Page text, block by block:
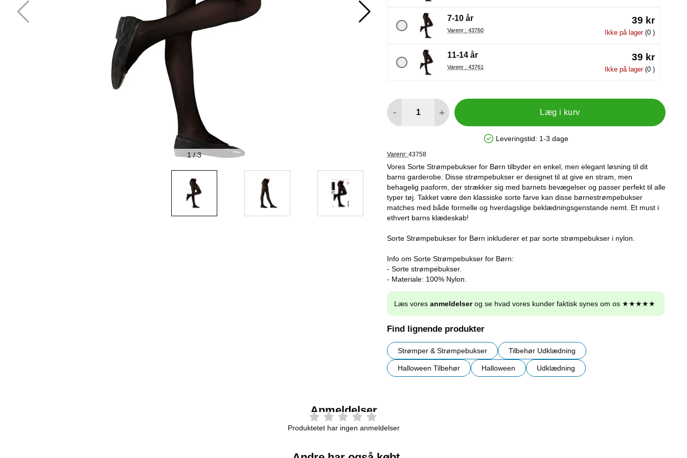
1 / 3
7-10 år
Varenr : 43760
39 kr
Ikke på lager(0 )
11-14 år
Varenr : 43761
39 kr
Ikke på lager(0 )
- + Læg i kurv
Produkttilgængelighed: På lager
Leveringstid: 1-3 dage
Varenr: 43758
Vores Sorte Strømpebukser for Børn tilbyder en enkel, men elegant løsning til dit
barns garderobe. Disse strømpebukser er designet til at give en stram, men
behagelig pasform, der strækker sig med barnets bevægelser og passer perfekt til alle
typer tøj. Takket være den klassiske sorte farve kan disse børnestrømpebukser
matches med både formelle og hverdagslige beklædningsgenstande nemt. Et must i
ethvert barns klædeskab!
Sorte Strømpebukser for Børn inkluderer et par sorte strømpebukser i nylon.
Info om Sorte Strømpebukser for Børn:
- Sorte strømpebukser.
- Materiale: 100% Nylon.
Læs vores anmeldelserog se hvad vores kunder faktisk synes om os ★★★★★
Find lignende produkter
Strømper & Strømpebukser Tilbehør Udklædning
Halloween Tilbehør Halloween Udklædning
Anmeldelser
Produktetet har ingen anmeldelser